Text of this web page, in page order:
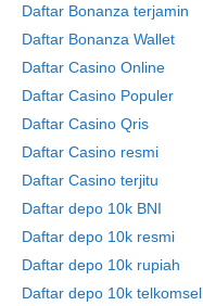
Daftar Bonanza terjamin
Daftar Bonanza Wallet
Daftar Casino Online
Daftar Casino Populer
Daftar Casino Qris
Daftar Casino resmi
Daftar Casino terjitu
Daftar depo 10k BNI
Daftar depo 10k resmi
Daftar depo 10k rupiah
Daftar depo 10k telkomsel